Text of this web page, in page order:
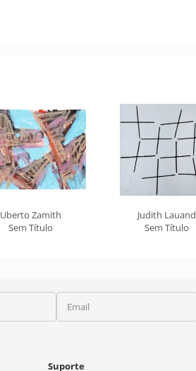
Uberto Zamith
Sem Título
Judith Lauand
Sem Título
Email
Suporte